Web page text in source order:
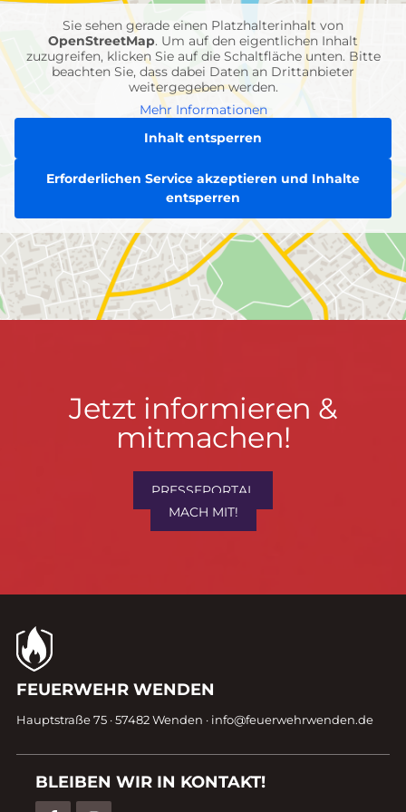
Sie sehen gerade einen Platzhalterinhalt von
OpenStreetMap. Um auf den eigentlichen Inhalt
zuzugreifen, klicken Sie auf die Schaltfläche unten. Bitte
beachten Sie, dass dabei Daten an Drittanbieter
weitergegeben werden.
Mehr Informationen
Inhalt entsperren
Erforderlichen Service akzeptieren und Inhalte
entsperren
Jetzt
informieren
mitmachen!
Jetzt informieren &
mitmachen!
PRESSEPORTAL
MACH MIT!
Kontaktdaten
Fußzeile
FEUERWEHR WENDEN
Hauptstraße 75 · 57482 Wenden · info@feuerwehrwenden.de
BLEIBEN WIR IN KONTAKT!